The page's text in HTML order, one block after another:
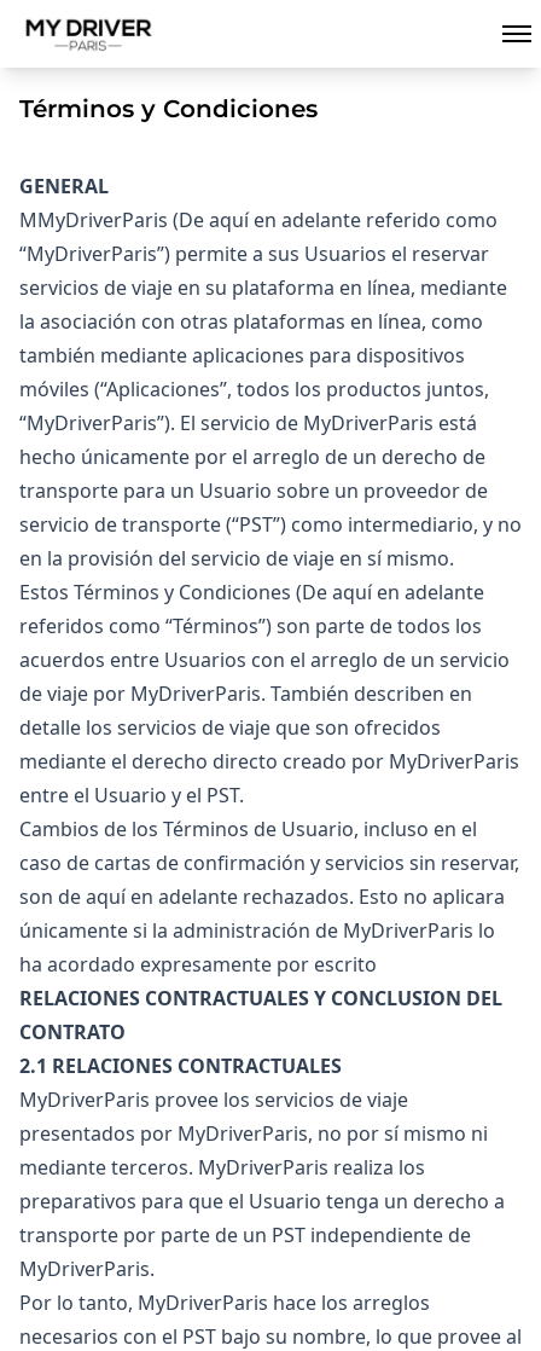
Términos y Condiciones
GENERAL
MMyDriverParis (De aquí en adelante referido como
“MyDriverParis”) permite a sus Usuarios el reservar
servicios de viaje en su plataforma en línea, mediante
la asociación con otras plataformas en línea, como
también mediante aplicaciones para dispositivos
móviles (“Aplicaciones”, todos los productos juntos,
“MyDriverParis”). El servicio de MyDriverParis está
hecho únicamente por el arreglo de un derecho de
transporte para un Usuario sobre un proveedor de
servicio de transporte (“PST”) como intermediario, y no
en la provisión del servicio de viaje en sí mismo.
Estos Términos y Condiciones (De aquí en adelante
referidos como “Términos”) son parte de todos los
acuerdos entre Usuarios con el arreglo de un servicio
de viaje por MyDriverParis. También describen en
detalle los servicios de viaje que son ofrecidos
mediante el derecho directo creado por MyDriverParis
entre el Usuario y el PST.
Cambios de los Términos de Usuario, incluso en el
caso de cartas de confirmación y servicios sin reservar,
son de aquí en adelante rechazados. Esto no aplicara
únicamente si la administración de MyDriverParis lo
ha acordado expresamente por escrito
RELACIONES CONTRACTUALES Y CONCLUSION DEL
CONTRATO
2.1 RELACIONES CONTRACTUALES
MyDriverParis provee los servicios de viaje
presentados por MyDriverParis, no por sí mismo ni
mediante terceros. MyDriverParis realiza los
preparativos para que el Usuario tenga un derecho a
transporte por parte de un PST independiente de
MyDriverParis.
Por lo tanto, MyDriverParis hace los arreglos
necesarios con el PST bajo su nombre, lo que provee al